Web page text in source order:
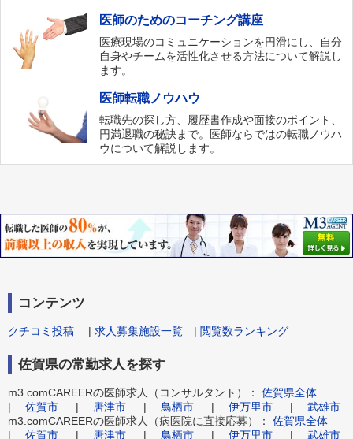
医師のためのコーチング講座
医療現場のコミュニケーションを円滑にし、自分
自身やチームを活性化させる方法について解説し
ます。
医師転職ノウハウ
転職先の探し方、履歴書作成や面接のポイント、
円満退職の秘訣まで。医師ならではの転職ノウハ
ウについて解説します。
コンテンツ
クチコミ投稿 | 求人募集施設一覧 | 閲覧数ランキング
佐賀県の常勤求人を探す
m3.comCAREERの医師求人（コンサルタント）： 佐賀県全体
| 佐賀市 | 唐津市 | 鳥栖市 | 伊万里市 | 武雄市
m3.comCAREERの医師求人（病医院に直接応募）： 佐賀県全体
| 佐賀市 | 唐津市 | 鳥栖市 | 伊万里市 | 武雄市